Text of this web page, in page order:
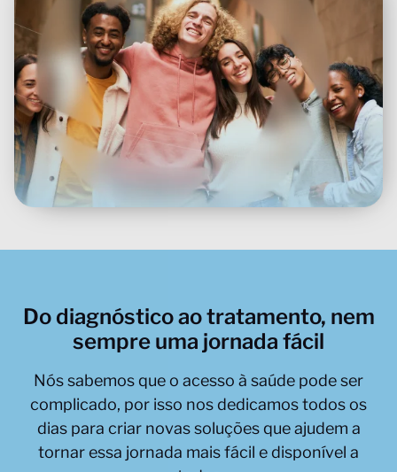
Do diagnóstico ao tratamento, nem
sempre uma jornada fácil